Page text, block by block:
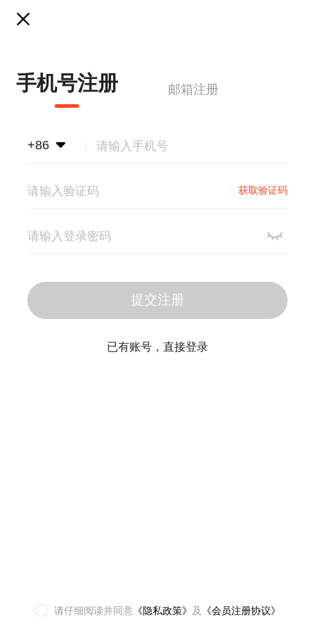
手机号注册 邮箱注册
+86
获取验证码
提交注册
已有账号，直接登录
请仔细阅读并同意 《隐私政策》 及 《会员注册协议》